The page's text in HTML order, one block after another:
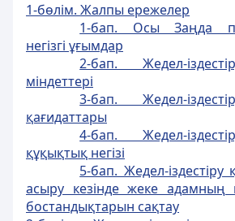
1-бөлiм. Жалпы ережелер
1-бап. Осы Заңда
негізгі ұғымдар
2-бап. Жедел-
мiндеттерi
3-бап. Жедел-
қағидаттары
4-бап. Жедел-
құқықтық негiзi
5-бап. Жедел-iздестiру
асыру кезiнде жеке адамның
бостандықтарын сақтау